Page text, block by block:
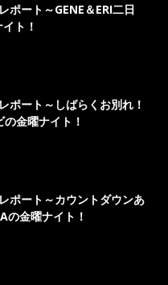
ポート～GENE＆ERI二日
ト！
ポート～しばらくお別れ！
金曜ナイト！
ポート～カウントダウンあ
の金曜ナイト！